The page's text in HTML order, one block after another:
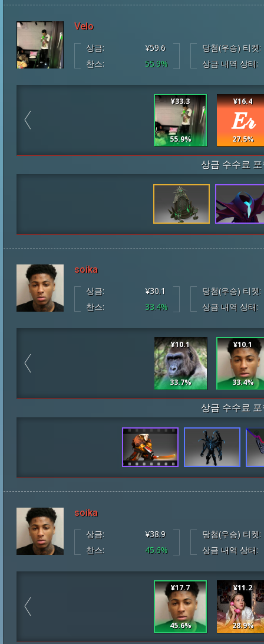
Velo
상금:
¥59.6
찬스:
55.9%
당첨(우승) 티켓:
상금 내역 상태:
¥33.3
55.9%
¥16.4
27.5%
상금 수수료
soika
상금:
¥30.1
찬스:
33.4%
당첨(우승) 티켓:
상금 내역 상태:
¥10.1
33.7%
¥10.1
33.4%
상금 수수료
soika
상금:
¥38.9
찬스:
45.6%
당첨(우승) 티켓:
상금 내역 상태:
¥17.7
45.6%
¥11.2
28.9%